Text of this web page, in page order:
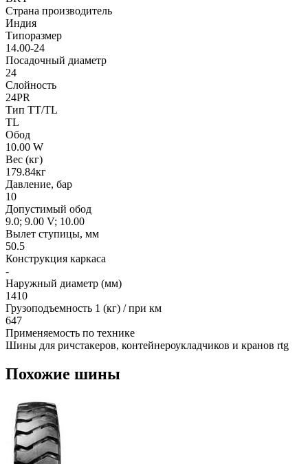
Страна производитель
Индия
Типоразмер
14.00-24
Посадочный диаметр
24
Слойность
24PR
Тип TT/TL
TL
Обод
10.00 W
Вес (кг)
179.84кг
Давление, бар
10
Допустимый обод
9.0; 9.00 V; 10.00
Вылет ступицы, мм
50.5
Конструкция каркаса
-
Наружный диаметр (мм)
1410
Грузоподъемность 1 (кг) / при км
647
Применяемость по технике
Шины для ричстакеров, контейнероукладчиков и кранов rtg
Похожие шины